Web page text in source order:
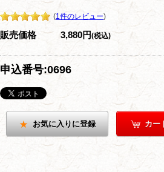
(1件のレビュー)
販売価格 3,880円(税込)
申込番号:0696
お気に入りに登録 カー